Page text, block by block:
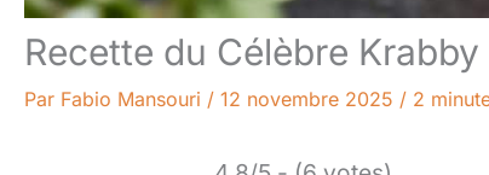
Recette du Célèbre
Par Fabio Mansouri / 12 novembre 2025 / 2